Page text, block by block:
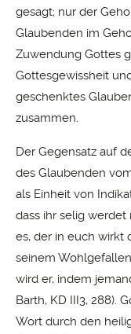
gesagt; nur der
Glaubenden im
Zuwendung Gottes
Gottesgewissheit
geschenktes
zusammen.
Der Gegensatz auf
des Glaubenden
als Einheit von
dass ihr selig
es, der in euch wirkt
seinem
wird er, indem
Barth, KD III3, 288).
Wort durch den